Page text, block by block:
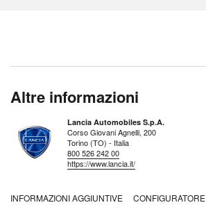
Altre informazioni
Lancia Automobiles S.p.A.
Corso Giovani Agnelli, 200
Torino (TO) - Italia
800 526 242 00
https://www.lancia.it/
INFORMAZIONI AGGIUNTIVE CONFIGURATORE